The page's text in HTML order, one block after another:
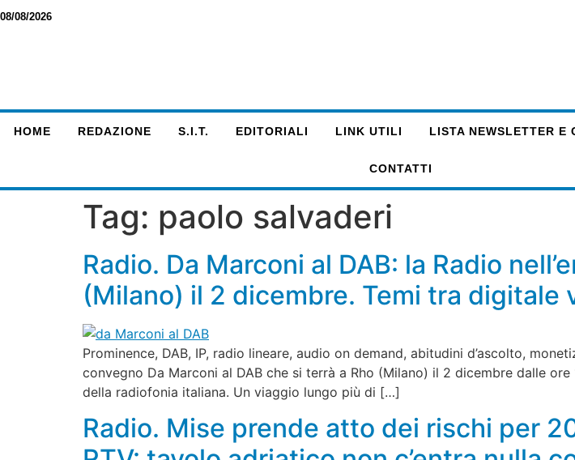
08/08/2026
HOME REDAZIONE S.I.T. EDITORIALI LINK UTILI LISTA NEWSLETTER E
CONTATTI
Tag: paolo salvaderi
Radio. Da Marconi al DAB: la Radio
(Milano) il 2 dicembre. Temi tra digitale
Prominence, DAB, IP, radio lineare, audio on demand, abitudini d’ascolto,
convegno Da Marconi al DAB che si terrà a Rho (Milano) il 2 dicembre dalle
della radiofonia italiana. Un viaggio lungo più di […]
Radio. Mise prende atto dei rischi per